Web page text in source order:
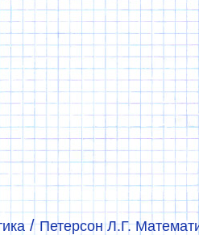
/Петерсон Л.Г.